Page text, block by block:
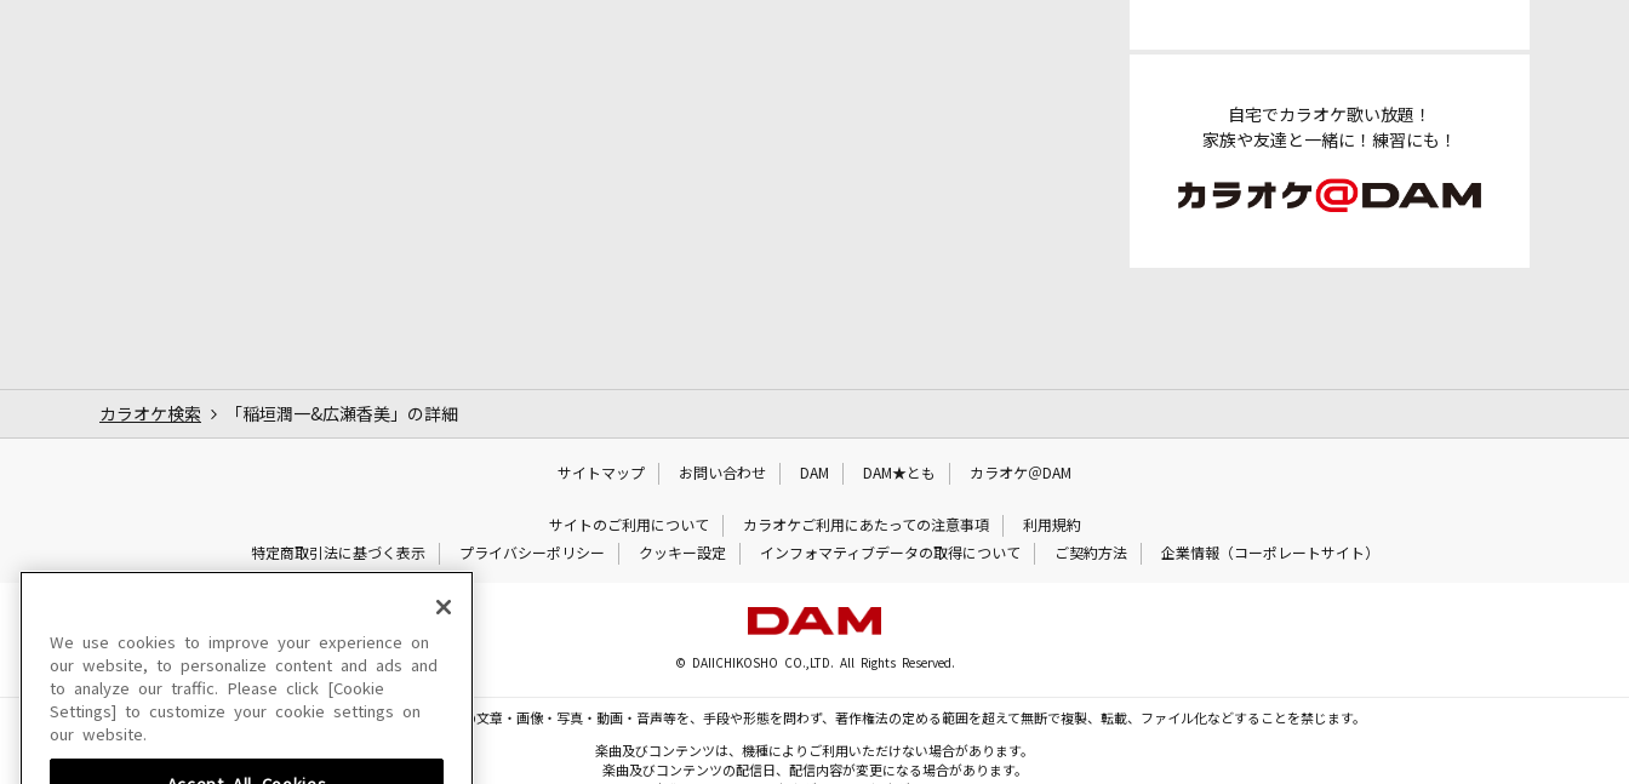
自宅でカラオケ歌い放題！
家族や友達と一緒に！練習にも！
カラオケ検索 「稲垣潤一&広瀬香美」の詳細
サイトマップ お問い合わせ DAM DAM★とも カラオケ＠DAM
サイトのご利用について カラオケご利用にあたっての注意事項
利用規約
特定商取引法に基づく表示
プライバシーポリシー クッキー設定 インフォマティブデータの取得について ご契約方法 企業情報（コーポレートサイト）
© DAIICHIKOSHO CO.,LTD. All Rights Reserved.
このサイトに掲載されている一切の文章・画像・写真・動画・音声等を、手段や形態を問わず、著作権法の定める範囲を超えて無断で複製、転載、ファイル化などすることを禁じます。
楽曲及びコンテンツは、機種によりご利用いただけない場合があります。
楽曲及びコンテンツの配信日、配信内容が変更になる場合があります。
We use cookies to improve your experience on
our website, to personalize content and ads and
to analyze our traffic. Please click [Cookie
Settings] to customize your cookie settings on
our website.